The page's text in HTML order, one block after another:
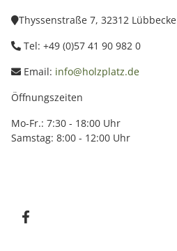
Thyssenstraße 7, 32312 Lübbecke
Tel: +49 (0)57 41 90 982 0
Email: info@holzplatz.de
Öffnungszeiten
Mo-Fr.: 7:30 - 18:00 Uhr
Samstag: 8:00 - 12:00 Uhr